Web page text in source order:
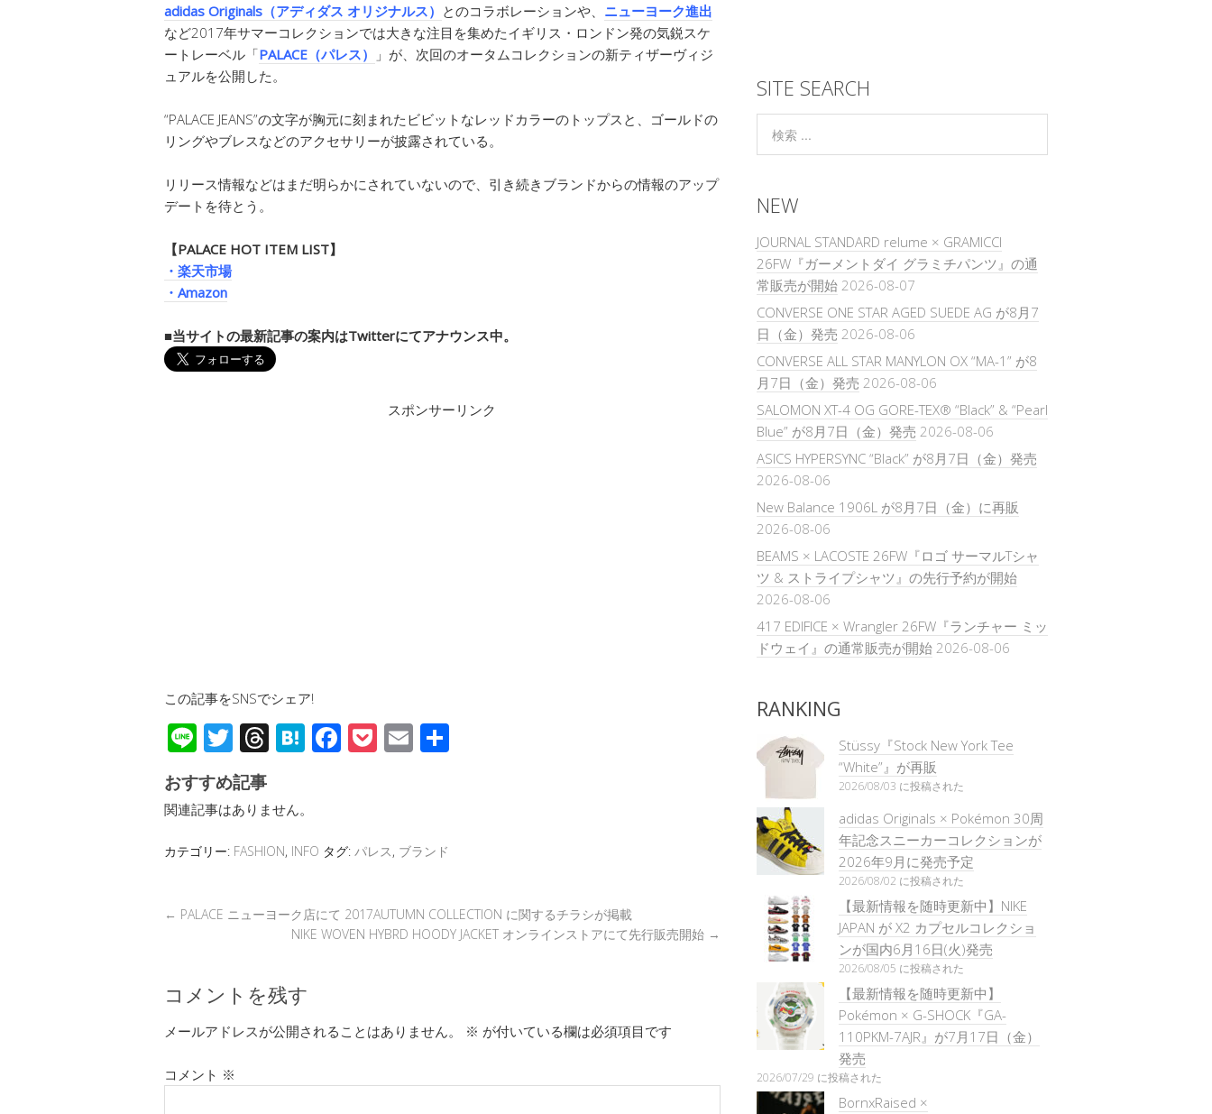
adidas Originals（アディダス オリジナルス） とのコラボレーションや、 ニューヨーク進出
など2017年サマーコレクションでは大きな注目を集めたイギリス・ロンドン発の気鋭スケ
ートレーベル「PALACE（パレス）
」が、次回のオータムコレクションの新ティザーヴィジ
ュアルを公開した。
“PALACE JEANS”の文字が胸元に刻まれたビビットなレッドカラーのトップスと、ゴールドの
リングやブレスなどのアクセサリーが披露されている。
リリース情報などはまだ明らかにされていないので、引き続きブランドからの情報のアップ
デートを待とう。
【PALACE HOT ITEM LIST】
・楽天市場
・Amazon
■当サイトの最新記事の案内はTwitterにてアナウンス中。
スポンサーリンク
この記事をSNSでシェア!
Li
n
e
T
wi
tt
er
T
hr
e
a
d
H
at
a
F
ac
o
k
P
o
E
m
おすすめ記事
関連記事はありません。
カテゴリー: FASHION, INFO タグ: パレス, ブランド
← PALACE ニューヨーク店にて 2017AUTUMN COLLECTION に関するチラシが掲載
NIKE WOVEN HYBRD HOODY JACKET オンラインストアにて先行販売開始 →
コメントを残す
メールアドレスが公開されることはありません。 ※ が付いている欄は必須項目です
コメント ※
SITE SEARCH
NEW
JOURNAL STANDARD relume × GRAMICCI
26FW『ガーメントダイ グラミチパンツ』の通
常販売が開始 2026-08-07
CONVERSE ONE STAR AGED SUEDE AG が8月7
日（金）発売 2026-08-06
CONVERSE ALL STAR MANYLON OX “MA-1” が8
月7日（金）発売 2026-08-06
SALOMON XT-4 OG GORE-TEX® “Black” & “Pearl
Blue” が8月7日（金）発売 2026-08-06
ASICS HYPERSYNC “Black” が8月7日（金）発売
2026-08-06
New Balance 1906L が8月7日（金）に再販
2026-08-06
BEAMS × LACOSTE 26FW『ロゴ サーマルTシャ
ツ & ストライプシャツ』の先行予約が開始
2026-08-06
417 EDIFICE × Wrangler 26FW『ランチャー ミッ
ドウェイ』の通常販売が開始 2026-08-06
RANKING
Stüssy『Stock New York Tee
“White”』が再販
2026/08/03 に投稿された
adidas Originals × Pokémon 30周
年記念スニーカーコレクションが
2026年9月に発売予定
2026/08/02 に投稿された
【最新情報を随時更新中】NIKE
JAPAN が X2 カプセルコレクショ
ンが国内6月16日(火)発売
2026/08/05 に投稿された
【最新情報を随時更新中】
Pokémon × G-SHOCK『GA-
110PKM-7AJR』が7月17日（金）
発売
2026/07/29 に投稿された
BornxRaised ×